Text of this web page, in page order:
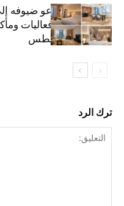
ذا إتش دبي يدعو ضيوفه
تجارب إقامة وفعاليات
خلال شهر أغسطس
ترك الرد